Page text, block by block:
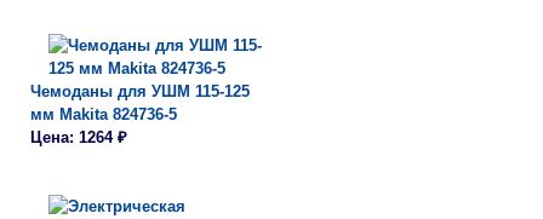
Чемоданы для УШМ 115-125
мм Makita 824736-5
Цена: 1264 ₽